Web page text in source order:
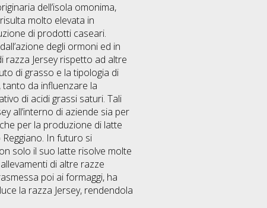
dell’isola omonima,
molto elevata in
di prodotti caseari.
degli ormoni ed in
razza Jersey rispetto ad altre
di grasso e la tipologia di
da influenzare la
di acidi grassi saturi. Tali
all’interno di aziende sia per
per la produzione di latte
In futuro si
solo il suo latte risolve molte
di altre razze
poi ai formaggi, ha
la razza Jersey, rendendola